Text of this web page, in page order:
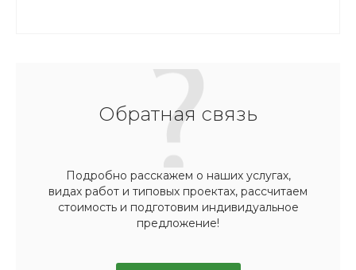
Обратная связь
Подробно расскажем о наших услугах,
видах работ и типовых проектах, рассчитаем
стоимость и подготовим индивидуальное
предложение!